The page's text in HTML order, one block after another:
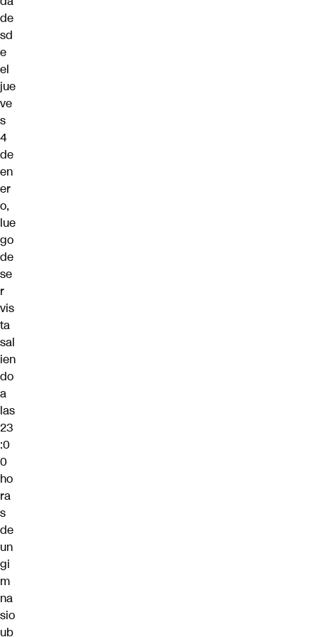
de
sd
e
el
jue
ve
s
4
de
en
er
o,
lue
go
de
se
r
vis
ta
sal
ien
do
a
las
23
:0
0
ho
ra
s
de
un
gi
m
na
sio
ub